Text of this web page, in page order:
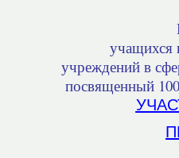
учащихся
учреждений в
посвященный